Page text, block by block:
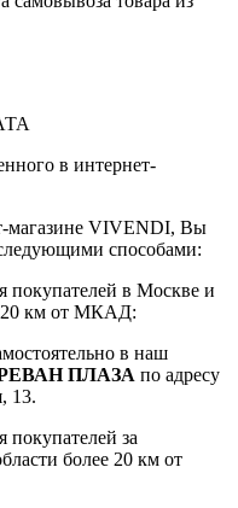
в интернет-
магазине VIVENDI, Вы
способами:
покупателей в Москве и
20 км от МКАД:
в наш
ПЛАЗА по адресу
13.
покупателей за
более 20 км от